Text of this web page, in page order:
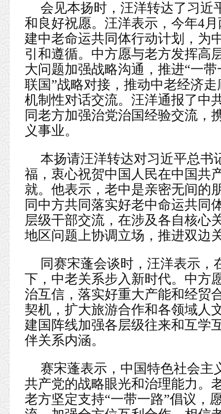
会见本扬时，汪洋转达了习近
和良好祝愿。汪洋表示，今年4
建中老命运共同体行动计划，为
引和遵循。中方愿与老方发挥高
大问题加强战略沟通，推进“一
联国”战略对接，推动中老经济
机制性对话交流。汪洋通报了中
同老方加强治党治国经验交流，
义事业。
本扬请汪洋转达对习近平总书
福，衷心祝贺中国人民在中国共
就。他表示，老中是亲密无间的
同中方共同落实好老中命运共同
层级干部交流，在涉及各自核心
地区问题上协调立场，推进双边
同赛宋蓬会谈时，汪洋表示
下，中老关系步入新时代。中方
治互信，落实好重大产能和经贸
契机，扩大旅游合作和各领域人
建国阵线加强各层级往来和互学
伴关系内涵。
赛宋蓬表示，中国特色社会主
共产党的战略眼光和治理能力。
老方坚定支持“一带一路”倡议，